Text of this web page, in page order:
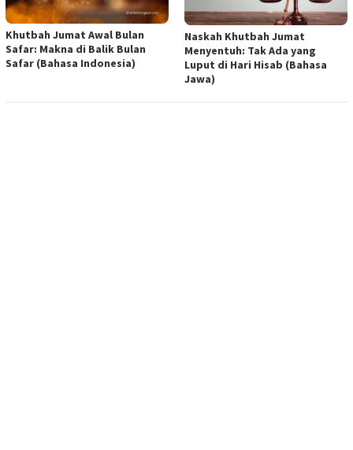
Khutbah Jumat Awal Bulan
Safar: Makna di Balik Bulan
Safar (Bahasa Indonesia)
Naskah Khutbah Jumat
Menyentuh: Tak Ada yang
Luput di Hari Hisab (Bahasa
Jawa)